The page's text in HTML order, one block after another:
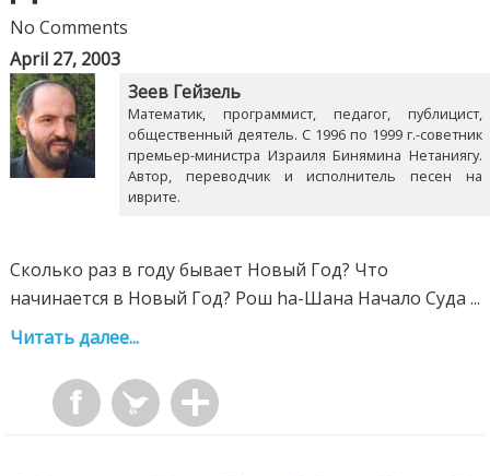
No Comments
April 27, 2003
Зеев Гейзель
Математик, программист, педагог, публицист,
общественный деятель. С 1996 по 1999 г.-советник
премьер-министра Израиля Бинямина Нетаниягу.
Автор, переводчик и исполнитель песен на
иврите.
Сколько раз в году бывает Новый Год? Что
начинается в Новый Год? Рош hа-Шана Начало Суда ...
Читать далее...